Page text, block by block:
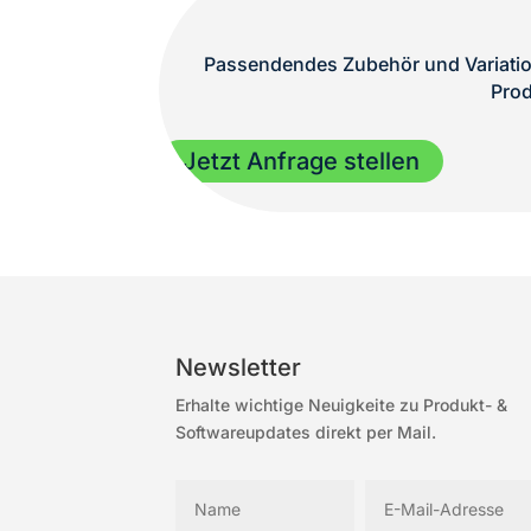
Passendendes Zubehör und
Jetzt Anfrage stellen
Newsletter
Erhalte wichtige Neuigkeite zu Produkt- &
Softwareupdates direkt per Mail.